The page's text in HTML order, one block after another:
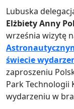
Lubuska
Elżbiety Anny
września wizytę
świecie
zaproszeniu
Park Technologii
wydarzeniu w